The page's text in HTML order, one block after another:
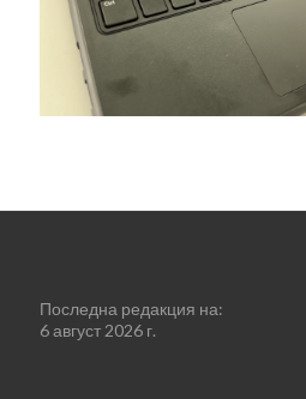
Последна редакция на:
6 август 2026 г.